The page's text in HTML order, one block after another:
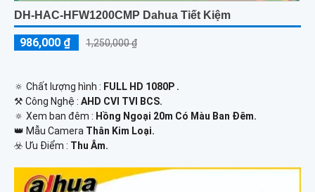
DH-HAC-HFW1200CMP Dahua Tiết Kiệm
986,000 ₫ 1,250,000 ₫
🔅 Chất lượng hình : FULL HD 1080P .
⚒ Công Nghệ : AHD CVI TVI BCS.
🔅 Xem ban đêm : Hồng Ngoại 20m Có Màu Ban Đêm.
👑 Mẫu Camera Thân Kim Loại.
️☣️ Ưu Điểm : Thu Âm.